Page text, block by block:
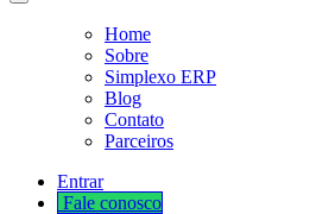
Home
Sobre
Simplexo ERP
Blog
Contato
Parceiros
Entrar
Fale cono​​​​​​​​sco